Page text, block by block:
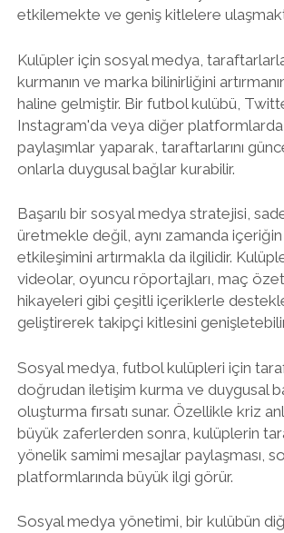
etkilemekte ve geniş kitlelere
Kulüpler için sosyal medya,
kurmanın ve marka bilinirliğini
haline gelmiştir. Bir futbol kulübü,
Instagram'da veya diğer
paylaşımlar yaparak, taraftarlarını
onlarla duygusal bağlar kurabilir.
Başarılı bir sosyal medya stratejisi,
üretmekle değil, aynı zamanda
etkileşimini artırmakla da ilgilidir.
videolar, oyuncu röportajları, maç
hikayeleri gibi çeşitli içeriklerle
geliştirerek takipçi kitlesini
Sosyal medya, futbol kulüpleri için
doğrudan iletişim kurma ve duygusal
oluşturma fırsatı sunar. Özellikle kriz
büyük zaferlerden sonra, kulüplerin
yönelik samimi mesajlar paylaşması,
platformlarında büyük ilgi görür.
Sosyal medya yönetimi, bir kulübün